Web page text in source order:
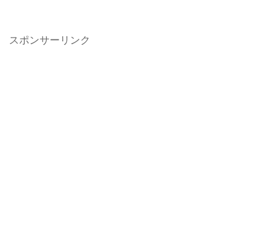
スポンサーリンク